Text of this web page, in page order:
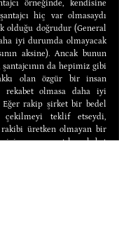
örneğinde, kendisine
hiç var olmasaydı
olduğu doğrudur (General
iyi durumda olmayacak
aksine). Ancak bunun
da hepimiz gibi
olan özgür bir insan
rekabet olmasa daha iyi
Eğer rakip şirket bir bedel
çekilmeyi teklif etseydi,
üretken olmayan bir
onun artık rekabet